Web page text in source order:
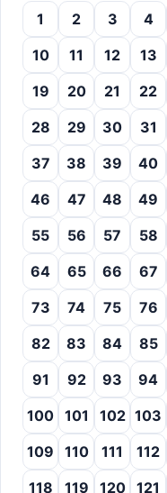
1 2 3 4
10
11 12 13
19
20 21 22
28
29 30 31
37
38 39 40
46
47 48 49
55
56 57 58
64
65 66 67
73
74 75 76
82
83 84 85
91
92 93 94
100 101 102 103
109
110 111 112
118
119 120 121